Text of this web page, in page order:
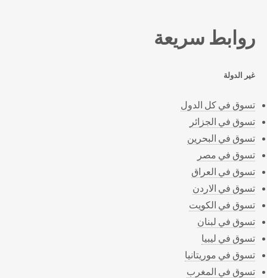
روابط سريعة
غير الدولة
تسوق في كل الدول
تسوق في الجزائر
تسوق في البحرين
تسوق في مصر
تسوق في العراق
تسوق في الاردن
تسوق في الكويت
تسوق في لبنان
تسوق في ليبيا
تسوق في موريتانيا
تسوق في المغرب